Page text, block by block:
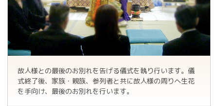
故人様との最後のお別れを告げる儀式を執り行います。儀
式終了後、家族・親族、参列者と共に故人様の周りへ生花
を手向け、最後のお別れを行います。